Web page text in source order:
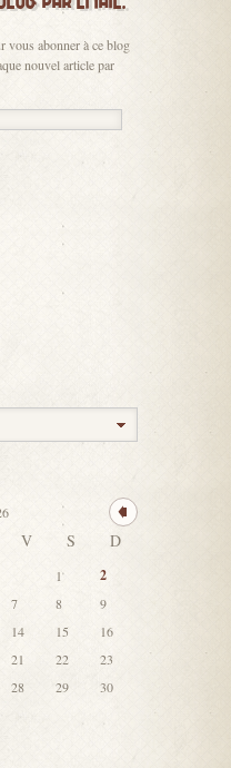
vous abonner à ce blog
nouvel article par
V S D
1 2
7 8
9
14 15
16
21 22
23
28 29
30